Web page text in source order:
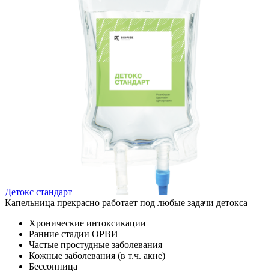
Детокс стандарт
Капельница прекрасно работает под любые задачи детокса
Хронические интоксикации
Ранние стадии ОРВИ
Частые простудные заболевания
Кожные заболевания (в т.ч. акне)
Бессонница